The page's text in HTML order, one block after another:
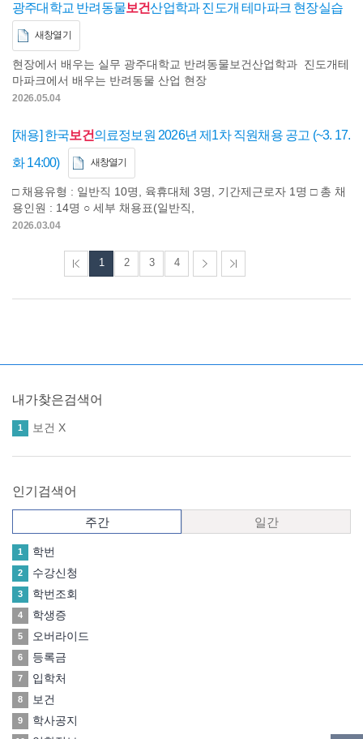
광주대학교 반려동물보건산업학과 진도개 테마파크 현장실습
새창열기
현장에서 배우는 실무 광주대학교 반려동물보건산업학과 진도개테
마파크에서 배우는 반려동물 산업 현장
2026.05.04
[채용] 한국보건의료정보원 2026년 제1차 직원채용 공고 (~3. 17.
화 14:00)
새창열기
□ 채용유형 : 일반직 10명, 육휴대체 3명, 기간제근로자 1명 □ 총 채
용인원 : 14명 ○ 세부 채용표(일반직,
2026.03.04
1 2 3 4
내가찾은검색어
1 보건 X
인기검색어
주간
1 학번
2 수강신청
3 학번조회
4 학생증
5 오버라이드
6 등록금
7 입학처
8 보건
9 학사공지
일간